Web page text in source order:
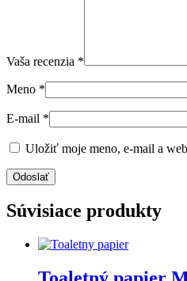
Vaša recenzia *
Meno *
E-mail *
Uložiť moje meno, e-mail a
Súvisiace produkty